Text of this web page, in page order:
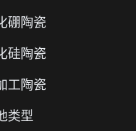
硼陶瓷
硅陶瓷
工陶瓷
类型